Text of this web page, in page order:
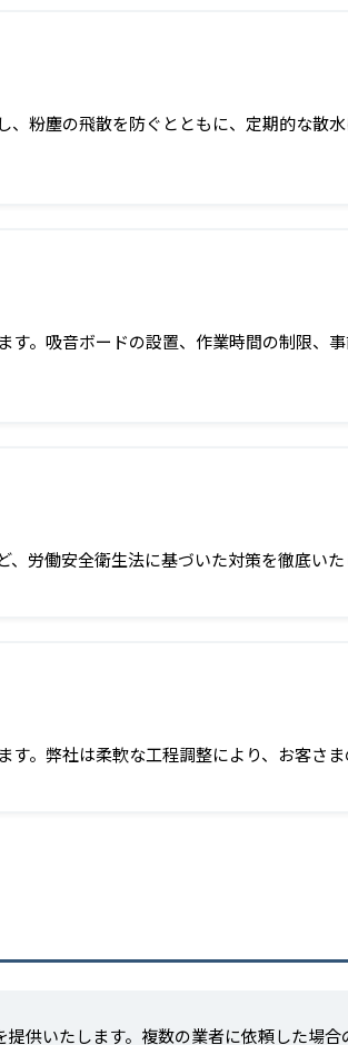
粉塵の飛散を防ぐとともに、定期的な散
。吸音ボードの設置、作業時間の制限、
労働安全衛生法に基づいた対策を徹底いた
。弊社は柔軟な工程調整により、お客さま
供いたします。複数の業者に依頼した場